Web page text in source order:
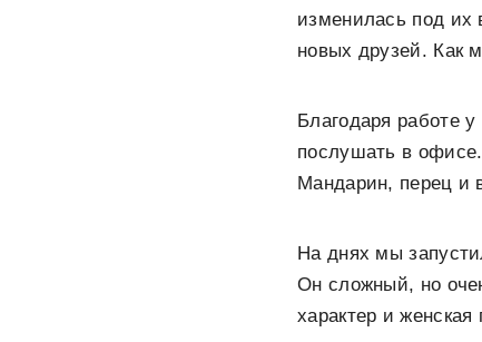
изменилась под
новых друзей. Как
Благодаря работе
послушать в
Мандарин, перец и
На днях мы
Он сложный, но
характер и